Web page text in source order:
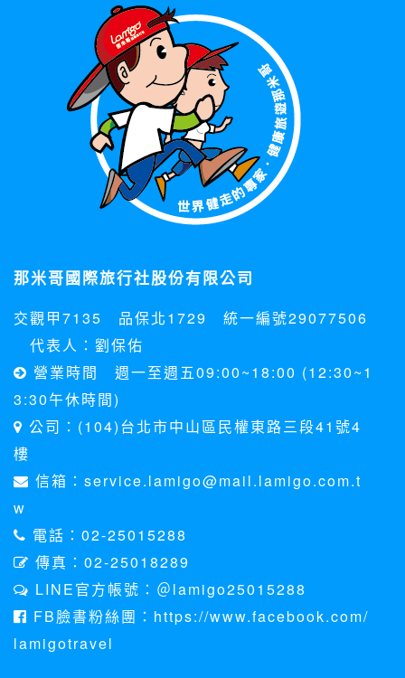
設備的 IP 位址、使用時間、使用的瀏覽器、瀏覽及點選資料記
錄等，做為我們增進網站服務的參考依據，此記錄為內部應
用，決不對外公布。
為提供精確的服務，我們會將收集的問卷調查內容進行統計與
分析，分析結果之統計數據或說明文字呈現，除供內部研究
外，我們會視需要公佈統計數據及說明文字，但不涉及特定個
人之資料。
除非取得您的同意或其他法令之特別規定，本網站絕不會將您
的個人資料揭露予第三人或使用於蒐集目的以外之其他用途。
在您於本網站註冊帳號、使用本網站相關產品、服務、活動或
贈獎時，本網站會收集您的個人識別資料，本網站也可以從商
業夥伴處取得個人資料。
當客戶在本網站註冊時，我們會取得您的姓名、電話、住址、
料。註冊時，本網站取得您的姓名、電話、住址、身份證字
成功，並登入使用我們的服務後，本網站即取得您的資料。
其他除了上述，會保留您在上網瀏覽或查詢時，伺服器自行產
生的相關記錄，包括您使用連線設備的 IP 位址、使用時間、使
用的瀏覽器、瀏覽及點選資料紀錄等。本網站會對個別連線者
的瀏覽器予以標示，歸納使用者瀏覽器在本網站內部所瀏覽的
網頁，除非您願意告知您的個人資料，否則本網站不會也無法
將此項記錄和您對應。請您注意，在本網站網刊登廣告之廠
保護政策，其資料處理措施不適用本網站隱私權保護政策，本
或電子郵件給您。本公司除了在該資料或電子郵件上註明是由
本公司發送，也會在該資料或電子郵件上提供您能隨時停止接
收這些資料或電子郵件的方法及說明。
資料使用:
本公司不會向任何人出售或出借您的個人識別資料。
在以下情況下， 本公司會向其他人士或公司提供您的個人識別
那米哥國際旅行社股份有限公司
交觀甲7135 品保北1729 統一編號29077506
代表人：劉保佑
營業時間 週一至週五09:00~18:00 (12:30~1
3:30午休時間)
公司：(104)台北市中山區民權東路三段41號4
樓
信箱：service.lamigo@mail.lamigo.com.t
w
電話：02-25015288
傳真：02-25018289
LINE官方帳號：＠lamigo25015288
FB臉書粉絲團：https://www.facebook.com/
lamigotravel